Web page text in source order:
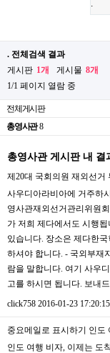
. 전체검색 결과
게시판 1개 게시물 8개
1/1 페이지 열람 중
전체게시판
총영사관 8
총영사관 게시판 내 결
제20대 국회의원 재외선거
사우디아라비아에 거주하
영사관재외선거관리위원
가 저희 제다에서도 시행
있습니다. 장소은 제다한
하셔야 합니다. - 국외부재
람을 말합니다. 여기 사우
고를 하시면 됩니다. 보내
click758 2016-01-23 17:20:15
중요메일로 표시하기 인도
인도 여행 비자, 이제는 도